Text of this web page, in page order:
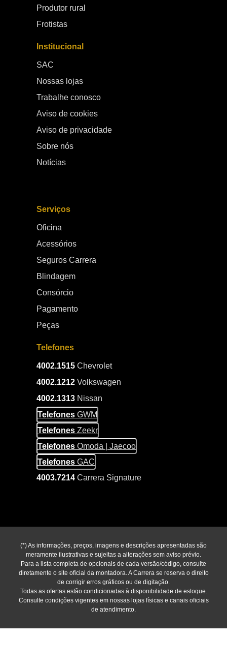
Produtor rural
Frotistas
Institucional
SAC
Nossas lojas
Trabalhe conosco
Aviso de cookies
Aviso de privacidade
Sobre nós
Notícias
Serviços
Oficina
Acessórios
Seguros Carrera
Blindagem
Consórcio
Pagamento
Peças
Telefones
4002.1515 Chevrolet
4002.1212 Volkswagen
4002.1313 Nissan
Telefones GWM
Telefones Zeekr
Telefones Omoda | Jaecoo
Telefones GAC
4003.7214 Carrera Signature
(*) As informações, preços, imagens e descrições apresentadas são
meramente ilustrativas e sujeitas a alterações sem aviso prévio.
Para a lista completa de opcionais de cada versão/código, consulte
diretamente o site oficial da montadora. A Carrera se reserva o direito
de corrigir erros gráficos ou de digitação.
Todas as ofertas estão condicionadas à disponibilidade de estoque.
Consulte condições vigentes em nossas lojas físicas e canais oficiais
de atendimento.